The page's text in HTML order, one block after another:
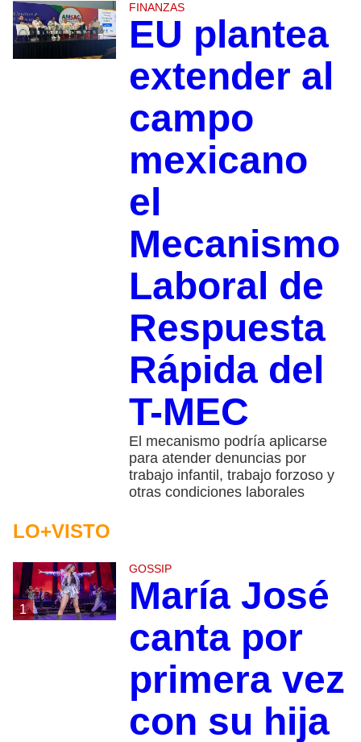
FINANZAS
EU plantea
extender al
campo
mexicano
el
Mecanismo
Laboral de
Respuesta
Rápida del
T-MEC
El mecanismo podría aplicarse
para atender denuncias por
trabajo infantil, trabajo forzoso y
otras condiciones laborales
LO+VISTO
1
GOSSIP
María José
canta por
primera vez
con su hija